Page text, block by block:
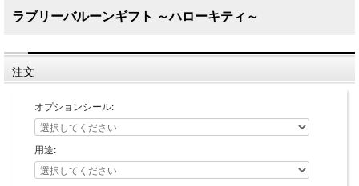
ラブリーバルーンギフト ～ハローキティ～
注文
オプションシール:
用途: